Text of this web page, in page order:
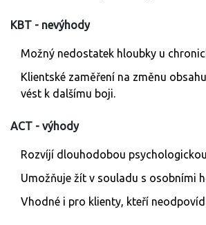
KBT - nevýhody
Možný nedostatek hloubky u
Klientské zaměření na změnu
vést k dalšímu boji.
ACT - výhody
Rozvíjí dlouhodobou
Umožňuje žít v souladu s osobními
Vhodné i pro klienty, kteří